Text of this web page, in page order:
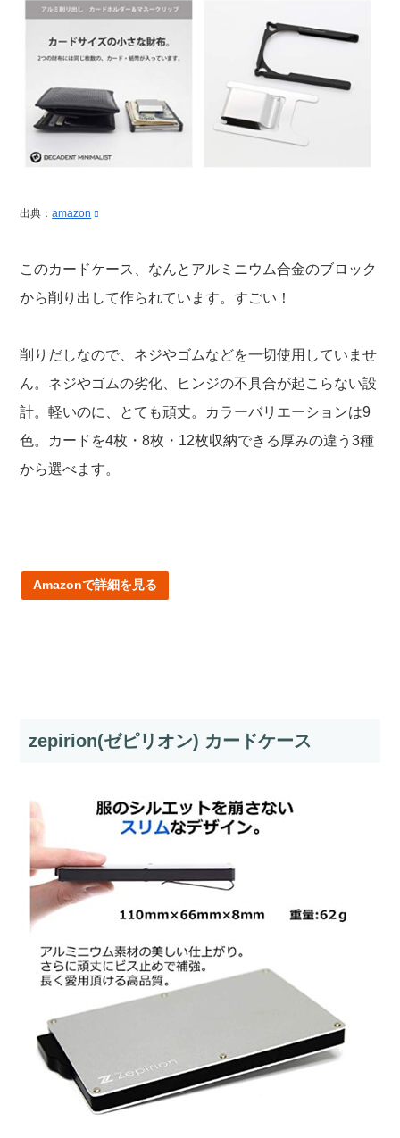
出典：amazon
このカードケース、なんとアルミニウム合金のブロック
から削り出して作られています。すごい！
削りだしなので、ネジやゴムなどを一切使用していませ
ん。ネジやゴムの劣化、ヒンジの不具合が起こらない設
計。軽いのに、とても頑丈。カラーバリエーションは9
色。カードを4枚・8枚・12枚収納できる厚みの違う3種
から選べます。
Amazonで詳細を見る
zepirion(ゼピリオン) カードケース